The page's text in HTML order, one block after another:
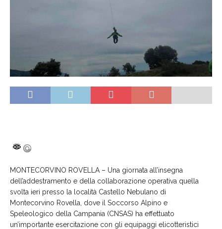
MONTECORVINO ROVELLA – Una giornata all’insegna
dell’addestramento e della collaborazione operativa quella
svolta ieri presso la località Castello Nebulano di
Montecorvino Rovella, dove il Soccorso Alpino e
Speleologico della Campania (CNSAS) ha effettuato
un’importante esercitazione con gli equipaggi elicotteristici